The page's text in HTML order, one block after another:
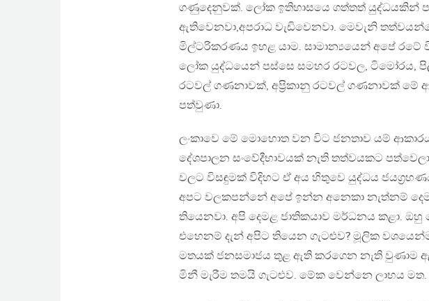
ගණුදෙනුවක්. ලෝක ඉතිහාසයෙ ගත්තත් යුද්ධයකින්
ඇතිවෙනවා,අපරාධ වැඩිවෙනවා. මෙවැනි
මිල්ටරිකරණය ඉහළ යාම. සාමාන්‍යයෙන් අපේ
ලෝක යුද්ධයෙන් පස්සෙ සමහර රටවල, ටිමෝරය,
රටවල් ගණනාවක්, අප්‍රිකානු රටවල් ගණනාවක් මේ
පත්වුණා.
ලංකාවෙ මේ මොහොත වන විට ජනතාව යම්
දේශපාලන සංවේදීභාවයක් නැති තත්වයකට
වලට විසඳුමක් විදිහට ඒ අය හිතුවෙ යුද්ධය
අපට වලකපන්නේ අපේ ඉන්න අනෙකා නැත්නම්
තියෙනවා. අපි දෙමළ ජාතිකයාව මර්ධනය කළා.
එහෙනම් දැන් අපිට තියෙන ගැටළුව? මූලික
මතයක් ජනසමාජය තුළ ඇති කරගෙන නැති වුණාම
මිනී මැරීම තමයි ගැටළුව. මේක වෙන්නෙ ලාභය මත.